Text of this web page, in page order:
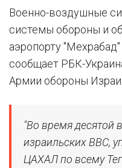
Военно-воздушные
системы обороны и
аэропорту
сообщает РБК-
Армии обороны
"Во время десятой
израильских ВВС,
ЦАХАЛ по всему